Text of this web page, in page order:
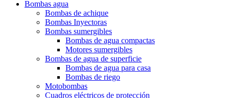
Bombas agua
Bombas de achique
Bombas Inyectoras
Bombas sumergibles
Bombas de agua compactas
Motores sumergibles
Bombas de agua de superficie
Bombas de agua para casa
Bombas de riego
Motobombas
Cuadros eléctricos de protección